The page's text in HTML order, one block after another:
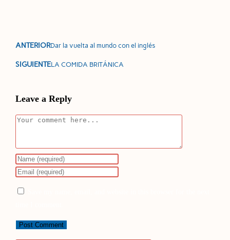
ANTERIORDar la vuelta al mundo con el inglés
SIGUIENTELA COMIDA BRITÁNICA
Leave a Reply